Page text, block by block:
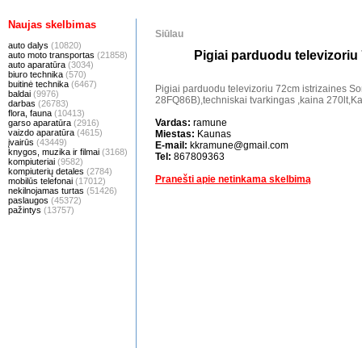
Naujas skelbimas
auto dalys (10820)
auto moto transportas (21858)
auto aparatūra (3034)
biuro technika (570)
buitinė technika (6467)
baldai (9976)
darbas (26783)
flora, fauna (10413)
garso aparatūra (2916)
vaizdo aparatūra (4615)
įvairūs (43449)
knygos, muzika ir filmai (3168)
kompiuteriai (9582)
kompiuterių detales (2784)
mobilūs telefonai (17012)
nekilnojamas turtas (51426)
paslaugos (45372)
pažintys (13757)
Siūlau
Pigiai parduodu
Pigiai parduodu televizoriu 72cm istrizaines
28FQ86B),techniskai tvarkingas ,kaina
Vardas: ramune
Miestas: Kaunas
E-mail: kkramune@gmail.com
Tel: 867809363
Pranešti apie netinkama skelbimą